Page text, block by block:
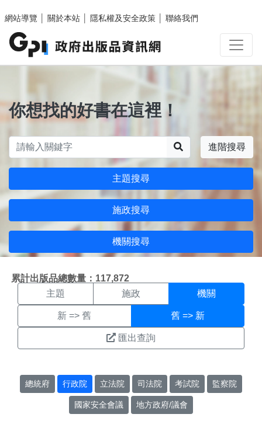
網站導覽
關於本站 隱私權及安全政策 聯絡我們
你想找的好書在這裡！
進階搜尋
主題搜尋
施政搜尋
機關搜尋
累計出版品總數量：117,872
機關搜尋結果頁面
主題 施政 機關
新 => 舊 舊 => 新
匯出查詢
總統府 行政院 立法院 司法院 考試院 監察院
國家安全會議 地方政府/議會